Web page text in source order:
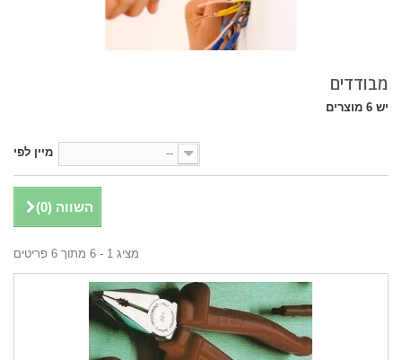
מבודדים
יש 6 מוצרים
מיין לפי --
השווה (0
)
מציג 1 - 6 מתוך 6 פריטים